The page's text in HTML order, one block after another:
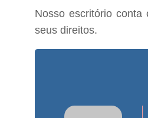
Nosso escritório
seus direitos.